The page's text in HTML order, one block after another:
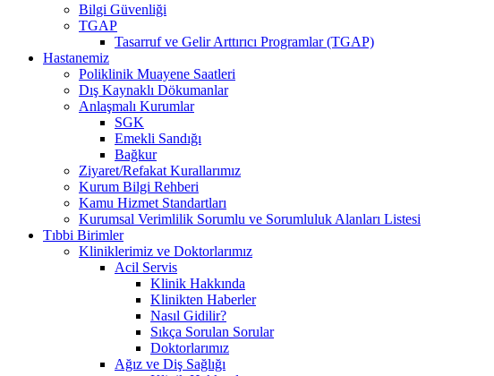
Bilgi Güvenliği
TGAP
Tasarruf ve Gelir Arttırıcı Programlar (TGAP)
Hastanemiz
Poliklinik Muayene Saatleri
Dış Kaynaklı Dökumanlar
Anlaşmalı Kurumlar
SGK
Emekli Sandığı
Bağkur
Ziyaret/Refakat Kurallarımız
Kurum Bilgi Rehberi
Kamu Hizmet Standartları
Kurumsal Verimlilik Sorumlu ve Sorumluluk Alanları Listesi
Tıbbi Birimler
Kliniklerimiz ve Doktorlarımız
Acil Servis
Klinik Hakkında
Klinikten Haberler
Nasıl Gidilir?
Sıkça Sorulan Sorular
Doktorlarımız
Ağız ve Diş Sağlığı